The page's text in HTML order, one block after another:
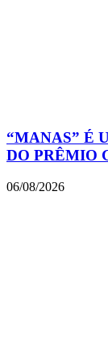
“MANAS” É
DO PRÊMIO
06/08/2026